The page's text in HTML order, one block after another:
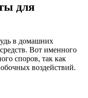
для
в домашних
Вот именного
споров, так как
воздействий.